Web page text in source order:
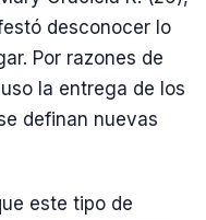
desconocer lo
Por razones de
la entrega de los
definan nuevas
este tipo de